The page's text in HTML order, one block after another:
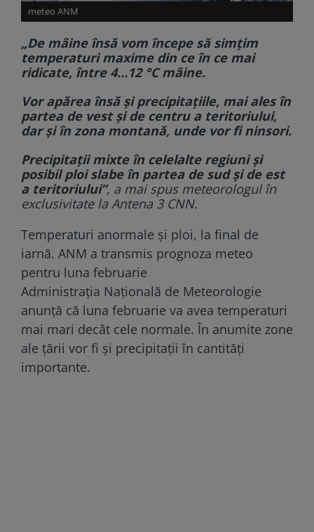
meteo ANM
„De mâine însă vom începe să simțim
temperaturi maxime din ce în ce mai
ridicate, între 4…12 °C mâine.
Vor apărea însă și precipitațiile, mai ales în
partea de vest și de centru a teritoriului,
dar și în zona montană, unde vor fi ninsori.
Precipitații mixte în celelalte regiuni și
posibil ploi slabe în partea de sud și de est
a teritoriului”, a mai spus meteorologul în
exclusivitate la Antena 3 CNN.
Temperaturi anormale și ploi, la final de
iarnă. ANM a transmis prognoza meteo
pentru luna februarie
Administrația Națională de Meteorologie
anunță că luna februarie va avea temperaturi
mai mari decât cele normale. În anumite zone
ale țării vor fi și precipitații în cantități
importante.